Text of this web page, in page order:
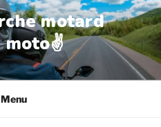
motard
moto✌️
Menu